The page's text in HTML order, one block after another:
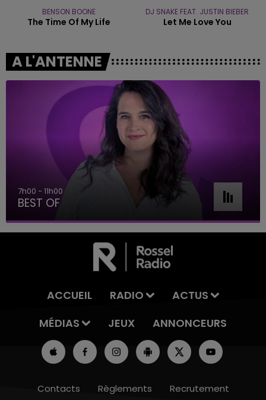
BENSON BOONE
The Time Of My Life
DJ SNAKE FEAT. JUSTIN BIEBER
Let Me Love You
A L'ANTENNE
7h00 - 11h00
BEST OF
ACCUEIL RADIO
ACTUS
MÉDIAS
JEUX ANNONCEURS
Contacts Règlements Recrutement